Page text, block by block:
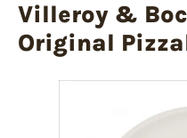
Villeroy &
Original